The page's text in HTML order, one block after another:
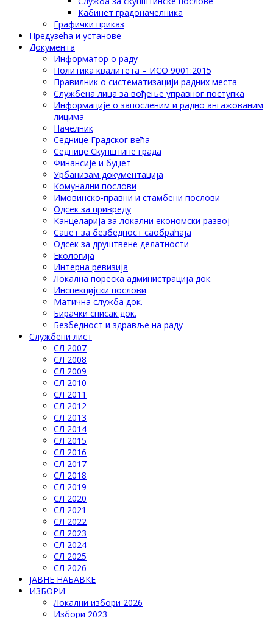
Кабинет градоначелника
Графички приказ
Предузећа и установе
Документа
Информатор о раду
Политика квалитета – ИСО 9001:2015
Правилник о систематизацији радних места
Службена лица за вођење управног поступка
Информације о запосленим и радно ангажованим
лицима
Начелник
Седнице Градског већа
Седнице Скупштине града
Финансије и буџет
Урбанизам документација
Комунални послови
Имовинско-правни и стамбени послови
Одсек за привреду
Канцеларија за локални економски развој
Савет за безбедност саобраћаја
Одсек за друштвене делатности
Eкологија
Интерна ревизија
Локална пореска администрација док.
Инспекцијски послови
Матична служба док.
Бирачки списак док.
Безбедност и здравље на раду
Службени лист
СЛ 2007
СЛ 2008
СЛ 2009
СЛ 2010
СЛ 2011
СЛ 2012
СЛ 2013
СЛ 2014
СЛ 2015
СЛ 2016
СЛ 2017
СЛ 2018
СЛ 2019
СЛ 2020
СЛ 2021
СЛ 2022
СЛ 2023
СЛ 2024
СЛ 2025
СЛ 2026
ЈАВНЕ НАБАВКЕ
ИЗБОРИ
Локални избори 2026
Избори 2023